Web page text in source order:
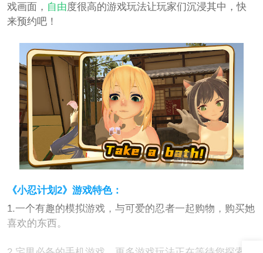
戏画面， 自由度很高的游戏玩法让玩家们沉浸其中，快
来预约吧！
《小忍计划2》游戏特色：
1.一个有趣的模拟游戏，与可爱的忍者一起购物，购买她
喜欢的东西。